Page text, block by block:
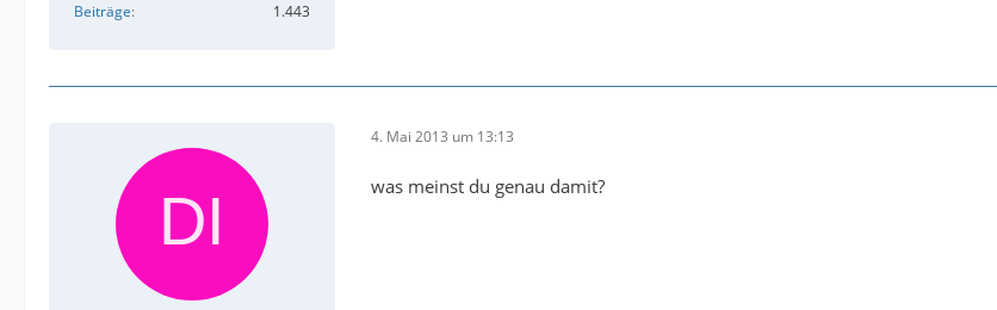
Beiträge 1.443
4. Mai 2013 um 13:13
was meinst du genau damit?